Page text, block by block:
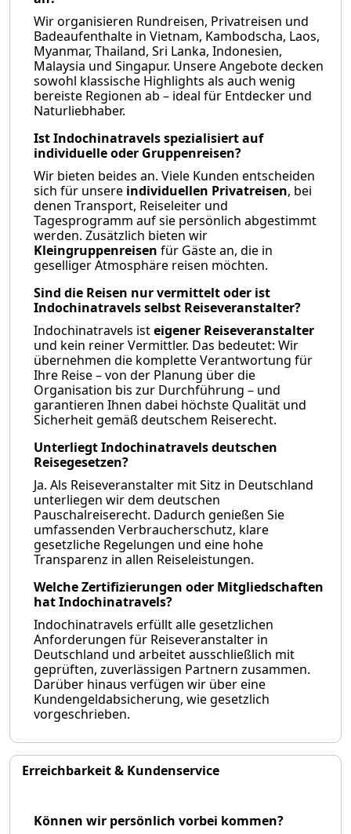
Wir organisieren Rundreisen, Privatreisen und
Badeaufenthalte in Vietnam, Kambodscha, Laos,
Myanmar, Thailand, Sri Lanka, Indonesien,
Malaysia und Singapur. Unsere Angebote decken
sowohl klassische Highlights als auch wenig
bereiste Regionen ab – ideal für Entdecker und
Naturliebhaber.
Ist Indochinatravels spezialisiert auf
individuelle oder Gruppenreisen?
Wir bieten beides an. Viele Kunden entscheiden
sich für unsere individuellen Privatreisen, bei
denen Transport, Reiseleiter und
Tagesprogramm auf sie persönlich abgestimmt
werden. Zusätzlich bieten wir
Kleingruppenreisen für Gäste an, die in
geselliger Atmosphäre reisen möchten.
Sind die Reisen nur vermittelt oder ist
Indochinatravels selbst Reiseveranstalter?
Indochinatravels isteigener Reiseveranstalter
und kein reiner Vermittler. Das bedeutet: Wir
übernehmen die komplette Verantwortung für
Ihre Reise – von der Planung über die
Organisation bis zur Durchführung – und
garantieren Ihnen dabei höchste Qualität und
Sicherheit gemäß deutschem Reiserecht.
Unterliegt Indochinatravels deutschen
Reisegesetzen?
Ja. Als Reiseveranstalter mit Sitz in Deutschland
unterliegen wir dem deutschen
Pauschalreiserecht. Dadurch genießen Sie
umfassenden Verbraucherschutz, klare
gesetzliche Regelungen und eine hohe
Transparenz in allen Reiseleistungen.
Welche Zertifizierungen oder Mitgliedschaften
hat Indochinatravels?
Indochinatravels erfüllt alle gesetzlichen
Anforderungen für Reiseveranstalter in
Deutschland und arbeitet ausschließlich mit
geprüften, zuverlässigen Partnern zusammen.
Darüber hinaus verfügen wir über eine
Kundengeldabsicherung, wie gesetzlich
vorgeschrieben.
Erreichbarkeit & Kundenservice
Können wir persönlich vorbei kommen?